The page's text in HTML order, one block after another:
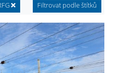
Filtrovat podle štítků